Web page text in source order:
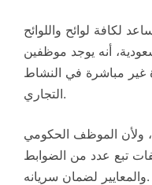
لكافة لوائح واللوائح
أنه يوجد موظفين
غير مباشرة في النشاط
التجاري.
ولأن الموظف الحكومي
تبع عدد من الضوابط
والمعايير لضمان سريانه.